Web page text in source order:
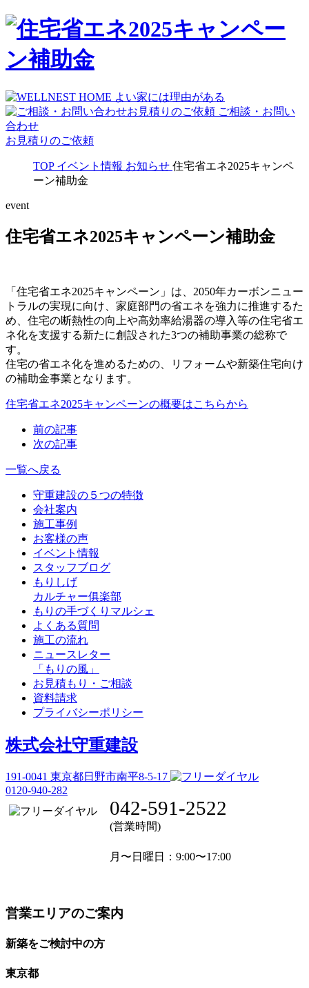
ご相談・お問い
合わせ
お見積りのご依頼
TOP イベント情報 お知らせ 住宅省エネ2025キャンペ
ーン補助金
event
住宅省エネ2025キャンペーン補助金
「住宅省エネ2025キャンペーン」は、2050年カーボンニュー
トラルの実現に向け、家庭部門の省エネを強力に推進するた
め、住宅の断熱性の向上や高効率給湯器の導入等の住宅省エ
ネ化を支援する新たに創設された3つの補助事業の総称で
す。
住宅の省エネ化を進めるための、リフォームや新築住宅向け
の補助金事業となります。
住宅省エネ2025キャンペーンの概要はこちらから
前の記事
次の記事
一覧へ戻る
守重建設の５つの特徴
会社案内
施工事例
お客様の声
イベント情報
スタッフブログ
もりしげ
カルチャー俱楽部
もりの手づくりマルシェ
よくある質問
施工の流れ
ニュースレター
「もりの風」
お見積もり・ご相談
資料請求
プライバシーポリシー
株式会社守重建設
191-0041 東京都日野市南平8-5-17
0120-940-282
042-591-2522
(営業時間)
月〜日曜日 ：9:00〜17:00
営業エリアのご案内
新築をご検討中の方
東京都